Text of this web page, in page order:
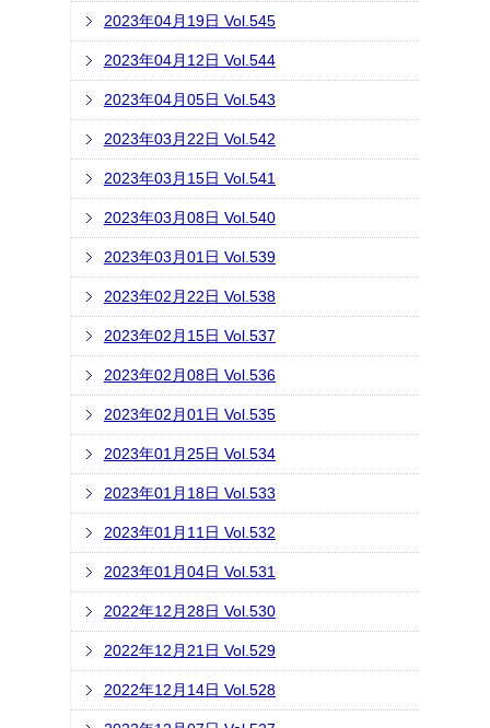
2023年04月19日 Vol.545
2023年04月12日 Vol.544
2023年04月05日 Vol.543
2023年03月22日 Vol.542
2023年03月15日 Vol.541
2023年03月08日 Vol.540
2023年03月01日 Vol.539
2023年02月22日 Vol.538
2023年02月15日 Vol.537
2023年02月08日 Vol.536
2023年02月01日 Vol.535
2023年01月25日 Vol.534
2023年01月18日 Vol.533
2023年01月11日 Vol.532
2023年01月04日 Vol.531
2022年12月28日 Vol.530
2022年12月21日 Vol.529
2022年12月14日 Vol.528